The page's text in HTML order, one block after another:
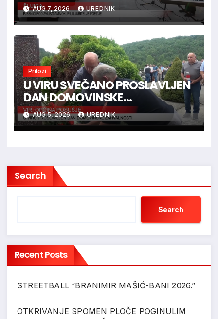
AUG 7, 2026 UREDNIK
Prilozi
U VIRU SVEČANO PROSLAVLJEN
DAN DOMOVINSKE
ZAHVALNOSTI
AUG 5, 2026 UREDNIK
Search
Search
Recent Posts
STREETBALL “BRANIMIR MAŠIĆ-BANI 2026.”
OTKRIVANJE SPOMEN PLOČE POGINULIM